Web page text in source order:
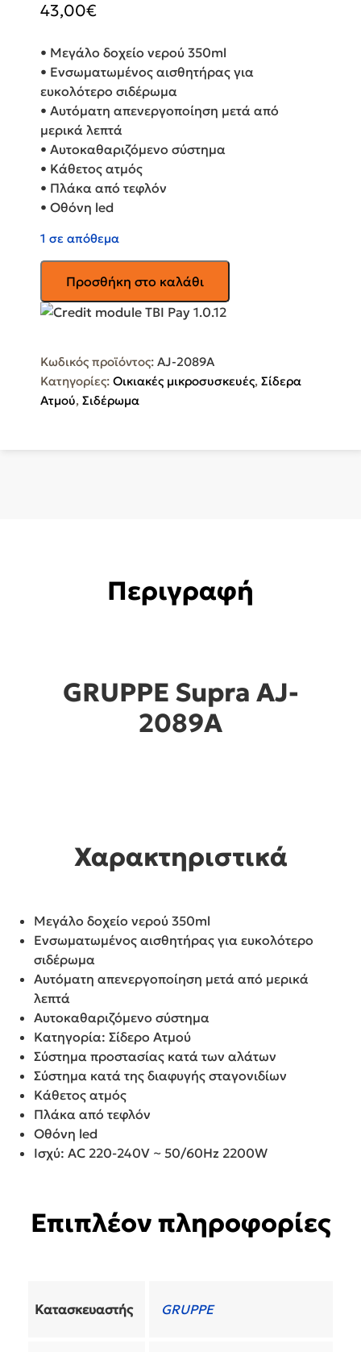
43,00€
• Μεγάλο δοχείο νερού 350ml
• Ενσωματωμένος αισθητήρας για
ευκολότερο σιδέρωμα
• Αυτόματη απενεργοποίηση μετά από
μερικά λεπτά
• Αυτοκαθαριζόμενο σύστημα
• Κάθετος ατμός
• Πλάκα από τεφλόν
• Οθόνη led
1 σε απόθεμα
GRUPPE
Σίδερο
Ατμού
2089A
2600W
ποσότητα
Προσθήκη στο καλάθι
Κωδικός προϊόντος: AJ-2089A
Κατηγορίες: Οικιακές μικροσυσκευές, Σίδερα
Ατμού, Σιδέρωμα
Περιγραφή
GRUPPE Supra AJ-
2089A
Χαρακτηριστικά
Μεγάλο δοχείο νερού 350ml
Ενσωματωμένος αισθητήρας για ευκολότερο
σιδέρωμα
Αυτόματη απενεργοποίηση μετά από μερικά
λεπτά
Αυτοκαθαριζόμενο σύστημα
Κατηγορία: Σίδερο Ατμού
Σύστημα προστασίας κατά των αλάτων
Σύστημα κατά της διαφυγής σταγονιδίων
Κάθετος ατμός
Πλάκα από τεφλόν
Οθόνη led
Ισχύ: AC 220-240V ~ 50/60Hz 2200W
Επιπλέον πληροφορίες
Κατασκευαστής GRUPPE